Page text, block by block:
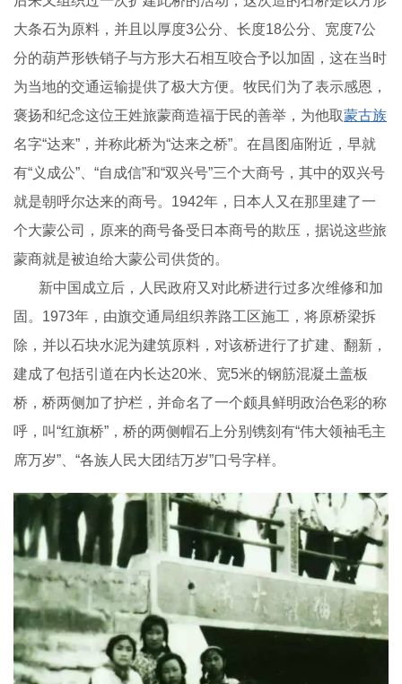
大条石为原料，并且以厚度3公分、长度18公分、宽度7公
分的葫芦形铁销子与方形大石相互咬合予以加固，这在当时
为当地的交通运输提供了极大方便。牧民们为了表示感恩，
褒扬和纪念这位王姓旅蒙商造福于民的善举，为他取蒙古族
名字“达来”，并称此桥为“达来之桥”。在昌图庙附近，早就
有“义成公”、“自成信”和“双兴号”三个大商号，其中的双兴号
就是朝呼尔达来的商号。1942年，日本人又在那里建了一
个大蒙公司，原来的商号备受日本商号的欺压，据说这些旅
蒙商就是被迫给大蒙公司供货的。
新中国成立后，人民政府又对此桥进行过多次维修和加
固。1973年，由旗交通局组织养路工区施工，将原桥梁拆
除，并以石块水泥为建筑原料，对该桥进行了扩建、翻新，
建成了包括引道在内长达20米、宽5米的钢筋混凝土盖板
桥，桥两侧加了护栏，并命名了一个颇具鲜明政治色彩的称
呼，叫“红旗桥”，桥的两侧帽石上分别镌刻有“伟大领袖毛主
席万岁”、“各族人民大团结万岁”口号字样。